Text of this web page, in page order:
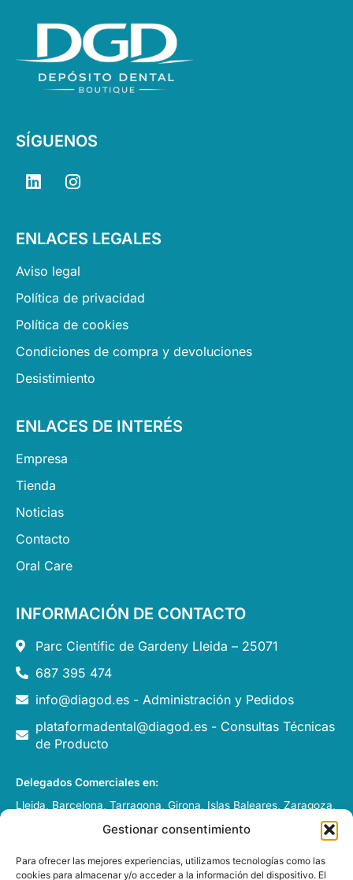
Gestionar consentimiento
Para ofrecer las mejores experiencias, utilizamos tecnologías como las
cookies para almacenar y/o acceder a la información del dispositivo. El
SÍGUENOS
L
i
e
i
n
I
n
a
r
a
m
ENLACES LEGALES
Aviso legal
Política de privacidad
Política de cookies
Condiciones de compra y devoluciones
Desistimiento
ENLACES DE INTERÉS
Empresa
Tienda
Noticias
Contacto
Oral Care
INFORMACIÓN DE CONTACTO
Parc Científic de Gardeny Lleida – 25071
687 395 474
info@diagod.es - Administración y Pedidos
plataformadental@diagod.es - Consultas Técnicas
de Producto
Delegados Comerciales en:
Lleida, Barcelona, Tarragona, Girona, Islas Baleares, Zaragoza,
Huesca, Pamplona y Andorra.
Italia, Francia y Portugal